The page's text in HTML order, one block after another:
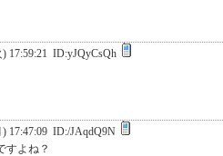
17:59:21 ID:yJQyCsQh
17:47:09 ID:/JAqdQ9N
すよね？